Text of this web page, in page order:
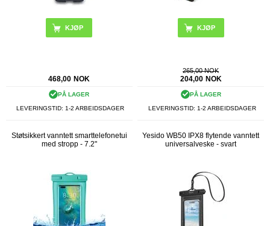
468,00 NOK
PÅ LAGER
LEVERINGSTID: 1-2 ARBEIDSDAGER
265,00 NOK
204,00 NOK
PÅ LAGER
LEVERINGSTID: 1-2 ARBEIDSDAGER
Støtsikkert vanntett smarttelefonetui
med stropp - 7.2"
Yesido WB50 IPX8 flytende vanntett
universalveske - svart